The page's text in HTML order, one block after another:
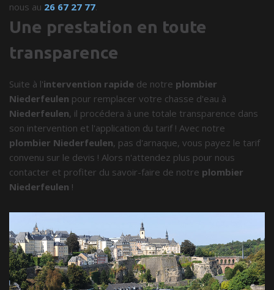
nous au 26 67 27 77.
Une prestation en toute
transparence
Suite à l'intervention rapide de notre plombier
Niederfeulen pour remplacer votre chasse d'eau à
Niederfeulen, il procédera à une totale transparence dans
son intervention et l'application du tarif ! Avec notre
plombier Niederfeulen, pas d'arnaque, vous payez le tarif
convenu sur le devis ! Alors n'attendez plus pour nous
contacter et profiter du savoir-faire de notre plombier
Niederfeulen !